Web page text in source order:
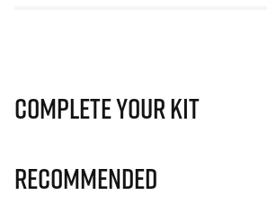
Complete Your Kit
Recommended